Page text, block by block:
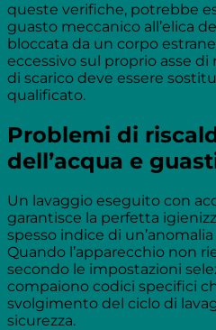
queste verifiche, potrebbe
guasto meccanico all’elica
bloccata da un corpo
eccessivo sul proprio asse
di scarico deve essere
qualificato.
Problemi di
dell’acqua e
Un lavaggio eseguito con
garantisce la perfetta
spesso indice di
Quando l’apparecchio non
secondo le impostazioni
compaiono codici specifici
svolgimento del ciclo di
sicurezza.